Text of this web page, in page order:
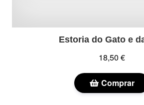
Estoria do Gato e
18,50 €
Comprar